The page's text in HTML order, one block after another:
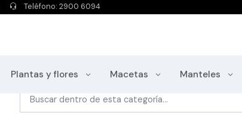
Teléfono: 2900 6094
Plantas y flores Macetas Manteles